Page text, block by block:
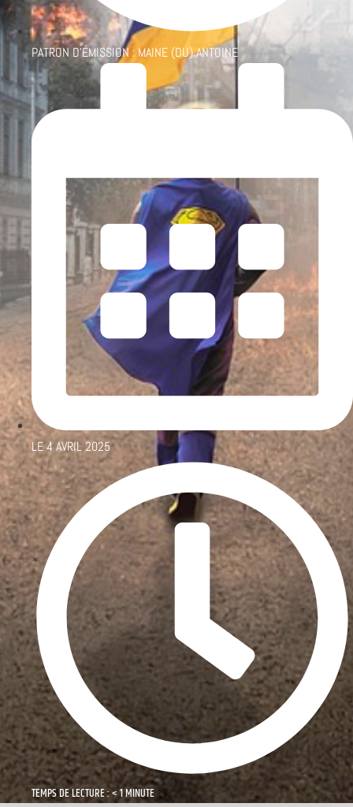
PATRON D'ÉMISSION :MAINE (DU) ANTOINE
LE4 AVRIL 2025
TEMPS DE LECTURE : < 1 MINUTE